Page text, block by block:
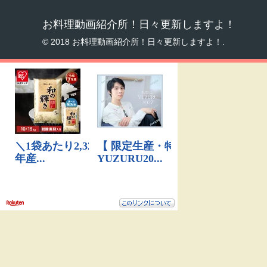
お料理動画紹介所！日々更新しますよ！
© 2018 お料理動画紹介所！日々更新しますよ！.